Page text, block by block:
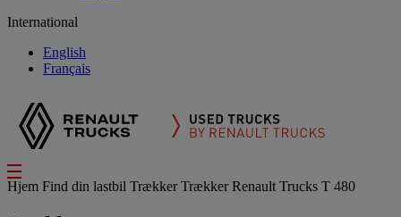
International
English
Français
Hjem Find din lastbil TrækkerTrækker Renault Trucks T 480